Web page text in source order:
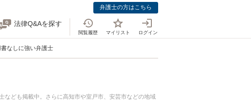
弁護士の方はこちら
法律Q&Aを探す
閲覧履歴 マイリスト ログイン
なしに強い弁護士
なども掲載中。さらに高知市や室戸市、安芸市などの地域